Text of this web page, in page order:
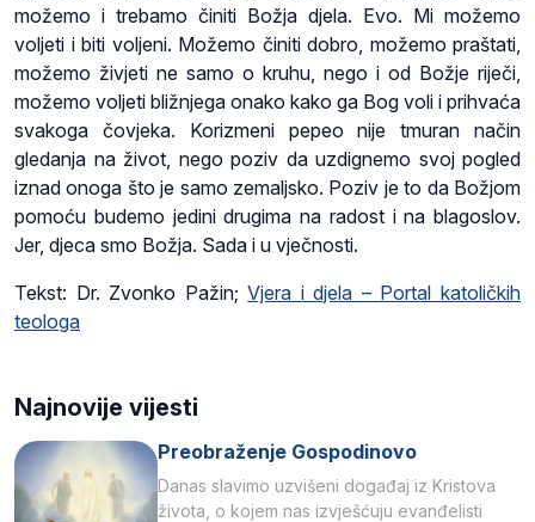
možemo i trebamo činiti Božja djela. Evo. Mi možemo
voljeti i biti voljeni. Možemo činiti dobro, možemo praštati,
možemo živjeti ne samo o kruhu, nego i od Božje riječi,
možemo voljeti bližnjega onako kako ga Bog voli i prihvaća
svakoga čovjeka. Korizmeni pepeo nije tmuran način
gledanja na život, nego poziv da uzdignemo svoj pogled
iznad onoga što je samo zemaljsko. Poziv je to da Božjom
pomoću budemo jedini drugima na radost i na blagoslov.
Jer, djeca smo Božja. Sada i u vječnosti.
Tekst: Dr. Zvonko Pažin;Vjera i djela – Portal katoličkih
teologa
Najnovije vijesti
Preobraženje Gospodinovo
Danas slavimo uzvišeni događaj iz Kristova
života, o kojem nas izvješćuju evanđelisti